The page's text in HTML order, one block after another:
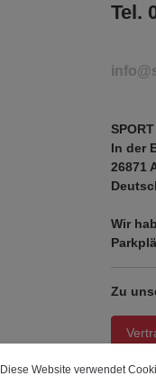
Tel.
In der
26871
Wir
Zu
Diese Website verwendet